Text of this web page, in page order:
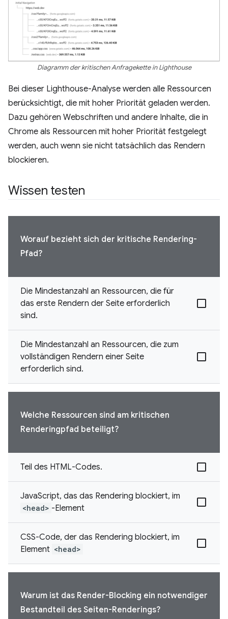
Diagramm der kritischen Anfragekette in Lighthouse
Bei dieser Lighthouse-Analyse werden alle Ressourcen
berücksichtigt, die mit hoher Priorität geladen werden.
Dazu gehören Webschriften und andere Inhalte, die in
Chrome als Ressourcen mit hoher Priorität festgelegt
werden, auch wenn sie nicht tatsächlich das Rendern
blockieren.
Wissen testen
Worauf bezieht sich der kritische Rendering-
Pfad?
Die Mindestanzahl an Ressourcen, die für
das erste Rendern der Seite erforderlich
sind.
Die Mindestanzahl an Ressourcen, die zum
vollständigen Rendern einer Seite
erforderlich sind.
Welche Ressourcen sind am kritischen
Renderingpfad beteiligt?
Teil des HTML-Codes.
JavaScript, das das Rendering blockiert, im
<head> -Element
CSS-Code, der das Rendering blockiert, im
Element <head>
Warum ist das Render-Blocking ein notwendiger
Bestandteil des Seiten-Renderings?